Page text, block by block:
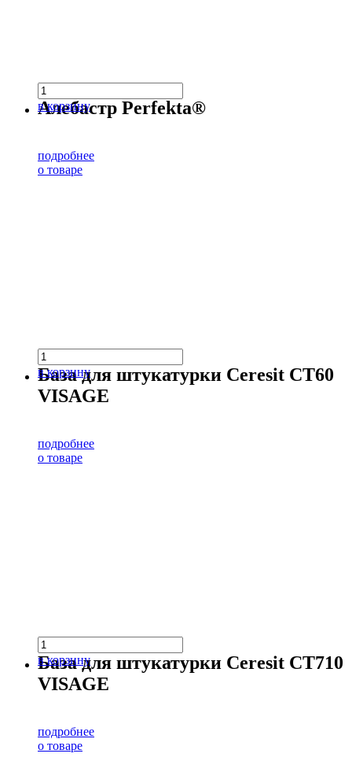
в корзину
Алебастр Perfekta®
подробнее
о товаре
в корзину
База для штукатурки Ceresit CT60
VISAGE
подробнее
о товаре
в корзину
База для штукатурки Ceresit CT710
VISAGE
подробнее
о товаре